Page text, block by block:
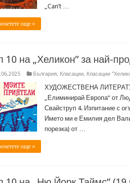
„Can’t …
още »
10 на „Хеликон” за най-
България, Класации, Класации
ХУДОЖЕСТВЕНА
„Елиминирай Европа“ от
Свайструп 4. Изпитание с
Името ми е Емилия дел
порезка) от …
още »